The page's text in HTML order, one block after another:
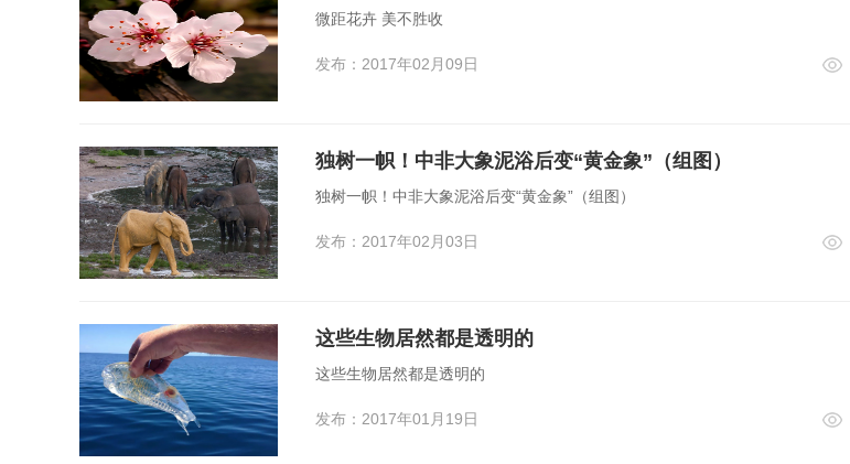
微距花卉 美不胜收
发布：2017年02月09日
独树一帜！中非大象泥浴后变“黄金象”（组图）
独树一帜！中非大象泥浴后变“黄金象”（组图）
发布：2017年02月03日
这些生物居然都是透明的
这些生物居然都是透明的
发布：2017年01月19日